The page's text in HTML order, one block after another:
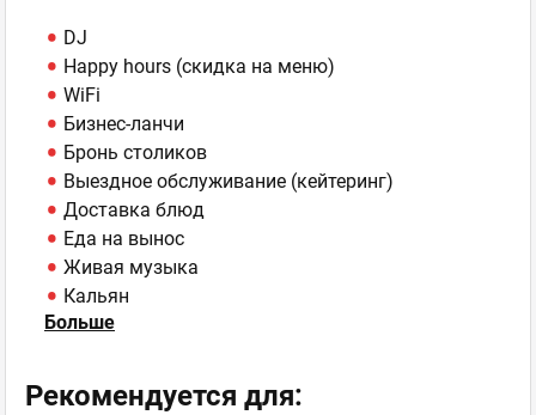
DJ
Happy hours (скидка на меню)
WiFi
Бизнес-ланчи
Бронь столиков
Выездное обслуживание (кейтеринг)
Доставка блюд
Еда на вынос
Живая музыка
Кальян
Мафия (ролевая игра)
Больше
Рекомендуется для: